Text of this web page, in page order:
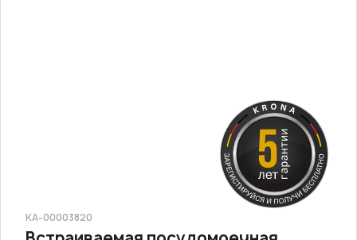
КА-00003820